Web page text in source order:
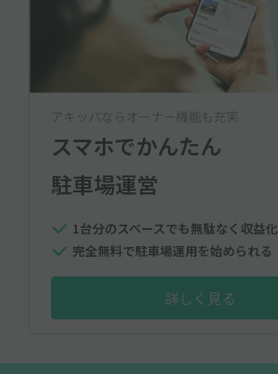
アキッパならオーナー機能も充実
スマホでかんたん
駐車場運営
1台分のスペースでも無駄なく収益化
完全無料で駐車場運用を始められる
詳しく見る